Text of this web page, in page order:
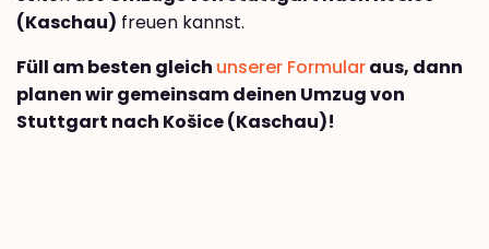
(Kaschau) freuen kannst.
Füll am besten gleich unserer Formularaus, dann
planen wir gemeinsam deinen Umzug von
Stuttgart nach Košice (Kaschau)!